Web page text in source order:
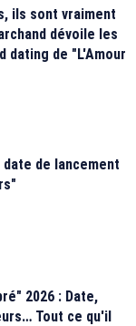
ils sont vraiment
dévoile les
dating de "L'Amour
date de lancement
2026 : Date,
Tout ce qu'il